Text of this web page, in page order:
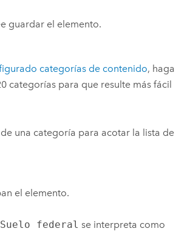
guardar el elemento.
categorías de contenido, haga
categorías para que resulte más fácil
una categoría para acotar la lista de
el elemento.
Suelo federal se interpreta como